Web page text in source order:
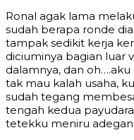
Ronal agak lama
sudah berapa ronde
tampak sedikit kerja
diciuminya bagian luar
dalamnya, dan
tak mau kalah usaha,
sudah tegang
tengah kedua
tetekku meniru